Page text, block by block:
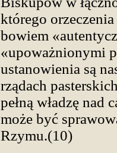
którego
bowiem
«upoważnionymi
ustanowienia są
rządach
pełną władzę nad
może być
Rzymu.(10)